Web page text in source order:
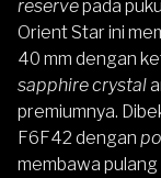
reservepada
Orient Star ini
40 mm dengan
sapphire crystal
premiumnya.
F6F42 dengan
membawa